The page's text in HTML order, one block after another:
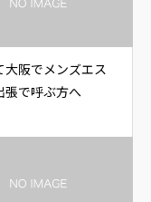
大阪でメンズエス
張で呼ぶ方へ